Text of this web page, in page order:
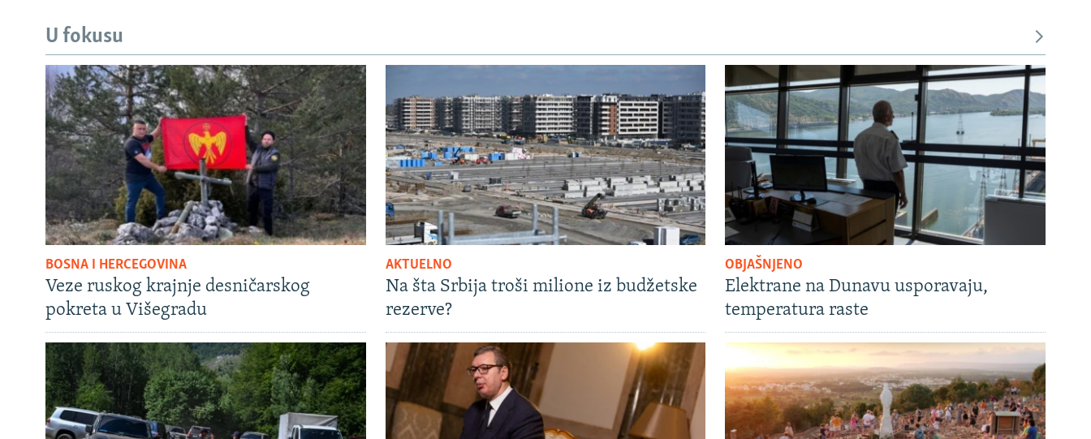
U fokusu
BOSNA I HERCEGOVINA
Veze ruskog krajnje desničarskog
pokreta u Višegradu
AKTUELNO
Na šta Srbija troši milione iz budžetske
rezerve?
OBJAŠNJENO
Elektrane na Dunavu usporavaju,
temperatura raste